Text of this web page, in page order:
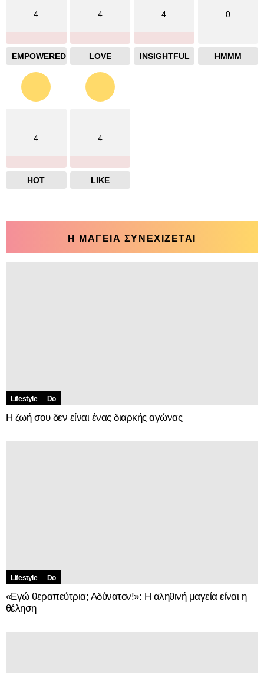
4
EMPOWERED
4
LOVE
4
INSIGHTFUL
0
HMMM
4
HOT
4
LIKE
Η ΜΑΓΕΙΑ ΣΥΝΕΧΙΖΕΤΑΙ
Lifestyle Do
Η ζωή σου δεν είναι ένας διαρκής αγώνας
Lifestyle Do
«Εγώ θεραπεύτρια; Αδύνατον!»: Η αληθινή μαγεία είναι η
θέληση